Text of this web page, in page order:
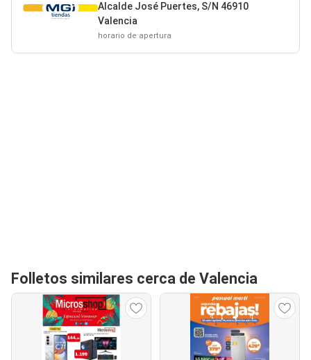
Alcalde José Puertes, S/N 46910
Valencia
horario de apertura
Folletos similares cerca de Valencia